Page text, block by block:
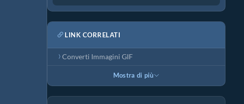
LINK CORRELATI
Converti Immagini GIF
Mostra di più